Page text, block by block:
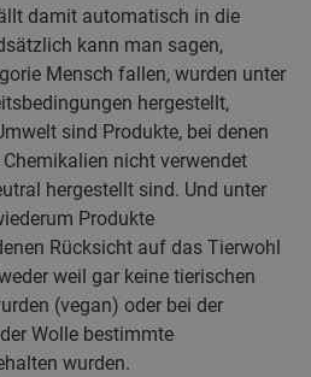
damit automatisch in die
kann man sagen,
Mensch fallen, wurden unter
hergestellt,
sind Produkte, bei denen
nicht verwendet
hergestellt sind. Und unter
Produkte
Rücksicht auf das Tierwohl
weil gar keine tierischen
(vegan) oder bei der
Wolle bestimmte
wurden.